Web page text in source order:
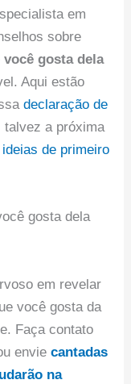
em
sobre
gosta dela
Aqui estão
declaração de
a próxima
ideias de primeiro
gosta dela
em revelar
você gosta da
Faça contato
enviecantadas
na